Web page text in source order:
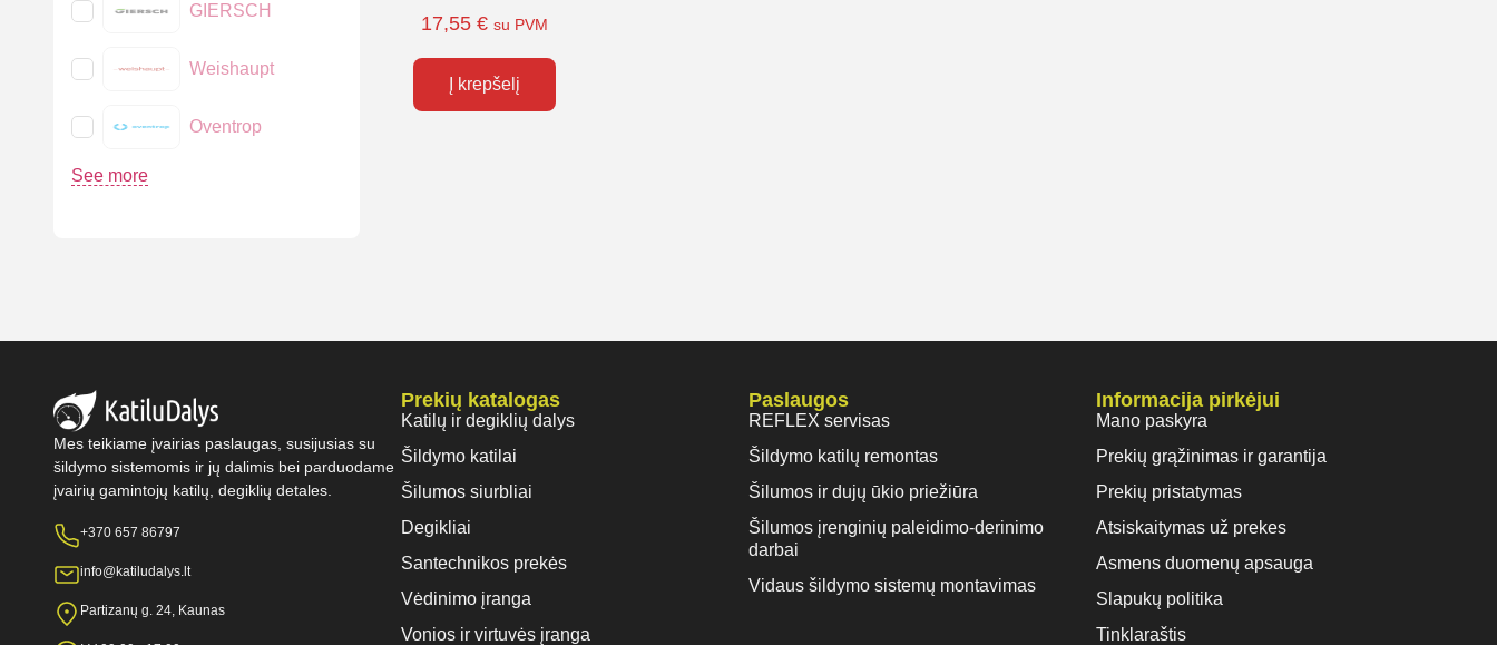
GIERSCH
Weishaupt
Oventrop
See more
17,55€ su PVM
Į krepšelį
Mes teikiame įvairias paslaugas, susijusias su
šildymo sistemomis ir jų dalimis bei parduodame
įvairių gamintojų katilų, degiklių detales.
+370 657 86797
info@katiludalys.lt
Partizanų g. 24, Kaunas
Prekių katalogas
Katilų ir degiklių dalys
Šildymo katilai
Šilumos siurbliai
Degikliai
Santechnikos prekės
Vėdinimo įranga
Vonios ir virtuvės įranga
Paslaugos
REFLEX servisas
Šildymo katilų remontas
Šilumos ir dujų ūkio priežiūra
Šilumos įrenginių paleidimo-derinimo
darbai
Vidaus šildymo sistemų montavimas
Informacija pirkėjui
Mano paskyra
Prekių grąžinimas ir garantija
Prekių pristatymas
Atsiskaitymas už prekes
Asmens duomenų apsauga
Slapukų politika
Tinklaraštis